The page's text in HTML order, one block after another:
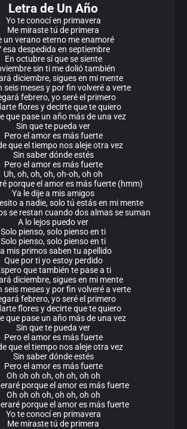
Letra de Un Año
Yo te conocí en primavera
Me miraste tú de primera
un verano eterno me enamoré
esa despedida en septiembre
En octubre sí que se siente
sin ti me dolió también
diciembre, sigues en mi mente
seis meses y por fin volveré a verte
febrero, yo seré el primero
flores y decirte que te quiero
que pase un año más de una vez
Sin que te pueda ver
Pero el amor es más fuerte
que el tiempo nos aleje otra vez
Sin saber dónde estés
Pero el amor es más fuerte
Uh, oh, oh, oh, oh-oh, oh oh
porque el amor es más fuerte (hmm)
Ya le dije a mis amigos
a nadie, solo tú estás en mi mente
se restan cuando dos almas se suman
A lo lejos puedo ver
Solo pienso, solo pienso en ti
Solo pienso, solo pienso en ti
mis primos saben tu apellido
Que por ti yo estoy perdido
que también te pase a ti
diciembre, sigues en mi mente
seis meses y por fin volveré a verte
febrero, yo seré el primero
flores y decirte que te quiero
que pase un año más de una vez
Sin que te pueda ver
Pero el amor es más fuerte
que el tiempo nos aleje otra vez
Sin saber dónde estés
Pero el amor es más fuerte
Oh oh oh oh, oh oh, oh oh
porque el amor es más fuerte
Oh oh oh oh, oh oh, oh oh
porque el amor es más fuerte
Yo te conocí en primavera
Me miraste tú de primera